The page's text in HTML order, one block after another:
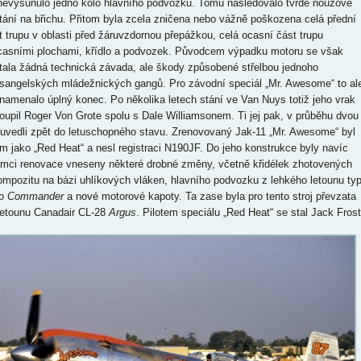
jedno kolo hlavního podvozku. Tomu následovalo tvrdé nouzové
na břichu. Přitom byla zcela zničena nebo vážně poškozena celá přední
trupu v oblasti před žáruvzdornou přepážkou, celá ocasní část trupu
plochami, křídlo a podvozek. Původcem výpadku motoru se však
žádná technická závada, ale škody způsobené střelbou jednoho
mládežnických gangů. Pro závodní speciál „Mr. Awesome“ to
úplný konec. Po několika letech stání ve Van Nuys totiž jeho vrak
Roger Von Grote spolu s Dale Williamsonem. Ti jej pak, v průběhu dvou
zpět do letuschopného stavu. Zrenovovaný Jak-11 „Mr. Awesome“ byl
jako „Red Heat“ a nesl registraci N190JF. Do jeho konstrukce byly navíc
renovace vneseny některé drobné změny, včetně křidélek zhotovených
na bázi uhlíkových vláken, hlavního podvozku z lehkého letounu
Commandera nové motorové kapoty. Ta zase byla pro tento stroj převzata
Canadair CL-28Argus. Pilotem speciálu „Red Heat“ se stal Jack